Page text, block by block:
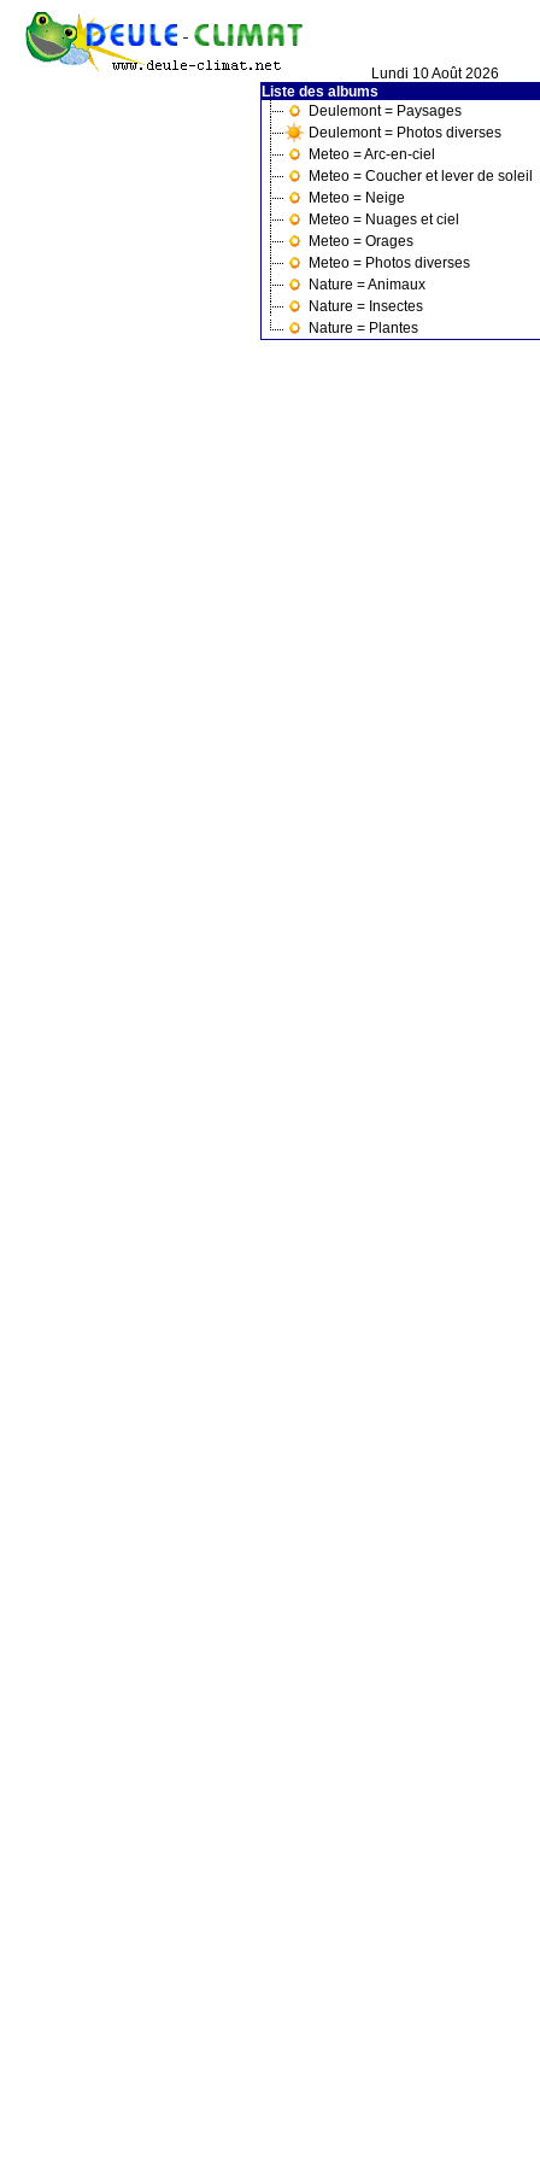
Lundi 10 Août 2026
Liste des albums
Deulemont = Paysages
Deulemont = Photos diverses
Meteo = Arc-en-ciel
Meteo = Coucher et lever de soleil
Meteo = Neige
Meteo = Nuages et ciel
Meteo = Orages
Meteo = Photos diverses
Nature = Animaux
Nature = Insectes
Nature = Plantes